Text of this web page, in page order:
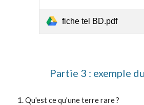
fiche tel BD.pdf
Partie 3 : exemple
Qu'est ce qu'une terre rare ?